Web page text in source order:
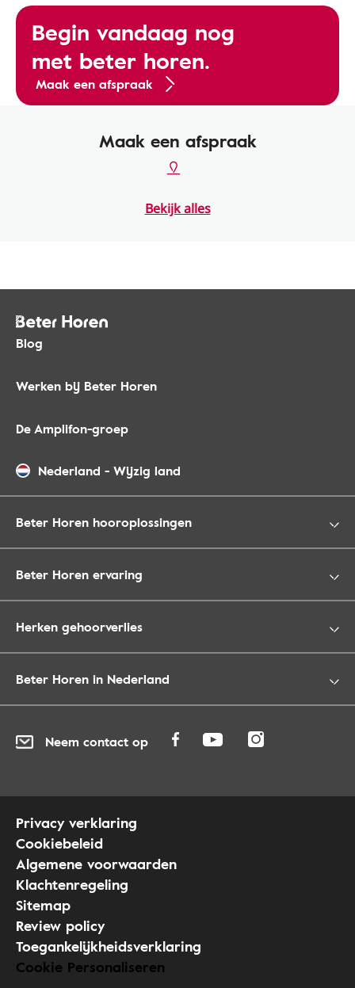
Begin vandaag nog
met beter horen.
Maak een afspraak
Maak een afspraak
Bekijk alles
Blog
Werken bij Beter Horen
De Amplifon-groep
Nederland - Wijzig land
Beter Horen hooroplossingen
Beter Horen ervaring
Herken gehoorverlies
Beter Horen in Nederland
Neem contact op
Privacy verklaring
Cookiebeleid
Algemene voorwaarden
Klachtenregeling
Sitemap
Review policy
Toegankelijkheidsverklaring
Cookie Personaliseren